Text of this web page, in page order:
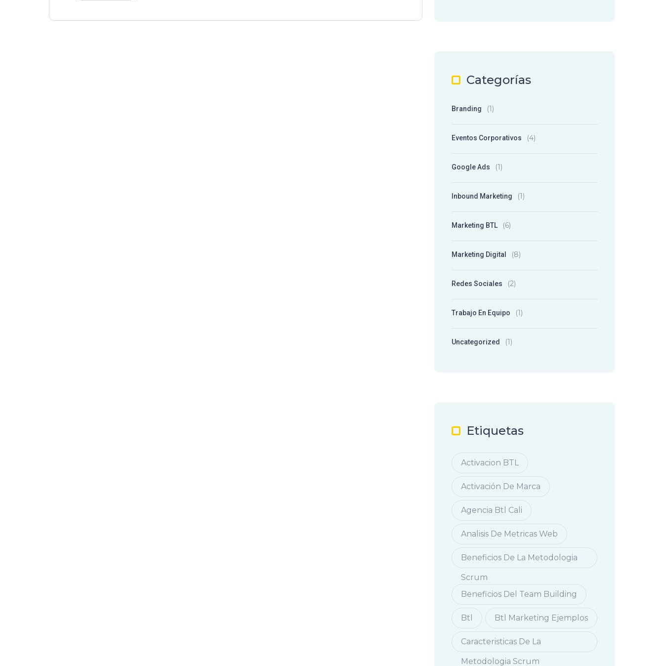
Categorías
Branding (1)
Eventos Corporativos (4)
Google Ads (1)
Inbound Marketing (1)
Marketing BTL (6)
Marketing Digital (8)
Redes Sociales (2)
Trabajo En Equipo (1)
Uncategorized (1)
Etiquetas
Activacion BTL
Activación De Marca
Agencia Btl Cali
Analisis De Metricas Web
Beneficios De La Metodologia
Scrum
Beneficios Del Team Building
Btl Btl Marketing Ejemplos
Caracteristicas De La
Metodologia Scrum